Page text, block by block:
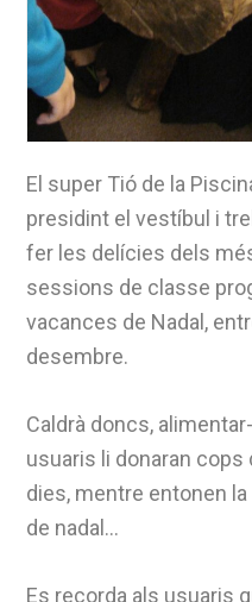
El super Tió de la
presidint el vestíbul i
fer les delícies dels
sessions de classe
vacances de Nadal,
desembre.
Caldrà doncs,
usuaris li donaran
dies, mentre entonen
de nadal…
Es recorda als usuaris